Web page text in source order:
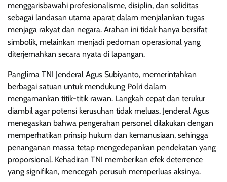
menggarisbawahi profesionalisme, disiplin, dan soliditas
sebagai landasan utama aparat dalam menjalankan tugas
menjaga rakyat dan negara. Arahan ini tidak hanya bersifat
simbolik, melainkan menjadi pedoman operasional yang
diterjemahkan secara nyata di lapangan.
Panglima TNI Jenderal Agus Subiyanto, memerintahkan
berbagai satuan untuk mendukung Polri dalam
mengamankan titik-titik rawan. Langkah cepat dan terukur
diambil agar potensi kerusuhan tidak meluas. Jenderal Agus
menegaskan bahwa pengerahan personel dilakukan dengan
memperhatikan prinsip hukum dan kemanusiaan, sehingga
penanganan massa tetap mengedepankan pendekatan yang
proporsional. Kehadiran TNI memberikan efek deterrence
yang signifikan, mencegah perusuh memperluas aksinya.